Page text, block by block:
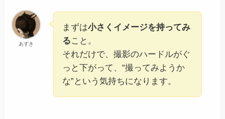
あずき
まずは小さくイメージを持ってみ
ること。
それだけで、撮影のハードルがぐ
っと下がって、“撮ってみようか
な”という気持ちになります。